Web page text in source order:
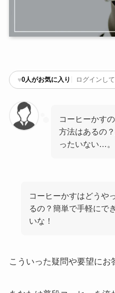
♥0人がお気に入り ログインし
コーヒーかす
方法はあるの
ったいない…。
コーヒーかすはどうや
るの？簡単で手軽にで
いな！
こういった疑問や要望にお